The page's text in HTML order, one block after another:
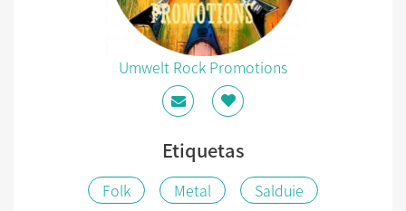
Umwelt Rock Promotions
Etiquetas
Folk Metal
Salduie